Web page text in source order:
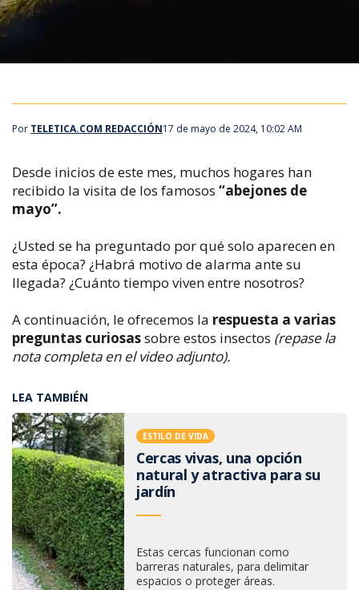
Por TELETICA.COM REDACCIÓN17 de mayo de 2024, 10:02 AM
Desde inicios de este mes, muchos hogares han
recibido la visita de los famosos “abejones de
mayo”.
¿Usted se ha preguntado por qué solo aparecen en
esta época? ¿Habrá motivo de alarma ante su
llegada? ¿Cuánto tiempo viven entre nosotros?
A continuación, le ofrecemos la respuesta a varias
preguntas curiosassobre estos insectos (repase la
nota completa en el video adjunto).
LEA TAMBIÉN
ESTILO DE VIDA
Cercas vivas, una opción
natural y atractiva para su
jardín
Estas cercas funcionan como
barreras naturales, para delimitar
espacios o proteger áreas.